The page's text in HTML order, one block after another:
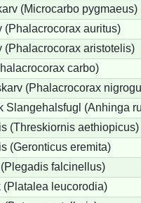
(Microcarbo pygmaeus)
(Phalacrocorax auritus)
(Phalacrocorax aristotelis)
carbo)
(Phalacrocorax
Slangehalsfugl (Anhinga
(Threskiornis aethiopicus)
(Geronticus eremita)
falcinellus)
(Platalea leucorodia)